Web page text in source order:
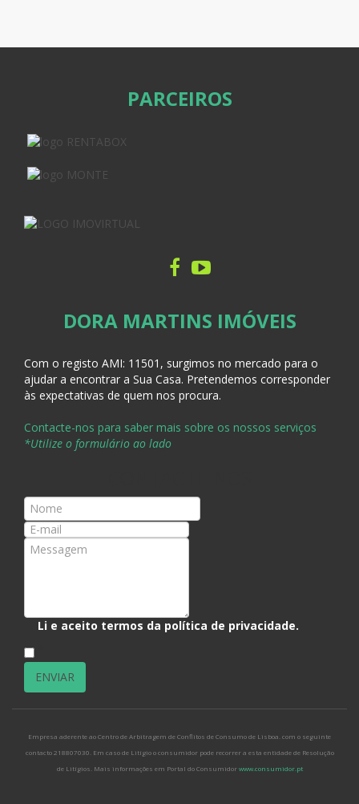
PARCEIROS
DORA MARTINS IMÓVEIS
Com o registo AMI: 11501, surgimos no mercado para o
ajudar a encontrar a Sua Casa. Pretendemos corresponder
às expectativas de quem nos procura.
Contacte-nos para saber mais sobre os nossos serviços
*Utilize o formulário ao lado
Li e aceito termos da política de privacidade.
Empresa aderente ao Centro de Arbitragem de Conflitos de Consumo de Lisboa. com o seguinte
contacto 218807030. Em caso de Litígio o consumidor pode recorrer a esta entidade de Resolução
de Litígios. Mais informações em Portal do Consumidorwww.consumidor.pt